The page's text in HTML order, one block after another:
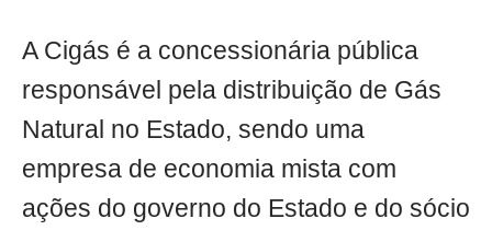
A Cigás é a concessionária pública
responsável pela distribuição de Gás
Natural no Estado, sendo uma
empresa de economia mista com
ações do governo do Estado e do sócio